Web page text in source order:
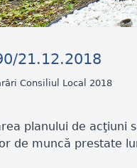
21.12.2018
Consiliul Local 2018
planului de acţiuni
de muncă prestate